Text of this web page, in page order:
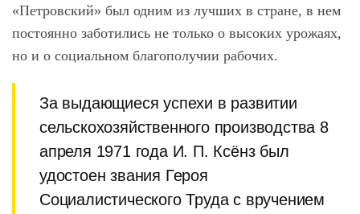
«Петровский» был одним из лучших в стране, в нем
постоянно заботились не только о высоких урожаях,
но и о социальном благополучии рабочих.
За выдающиеся успехи в развитии
сельскохозяйственного производства 8
апреля 1971 года И. П. Ксёнзбыл
удостоен звания Героя
Социалистического Труда с вручением